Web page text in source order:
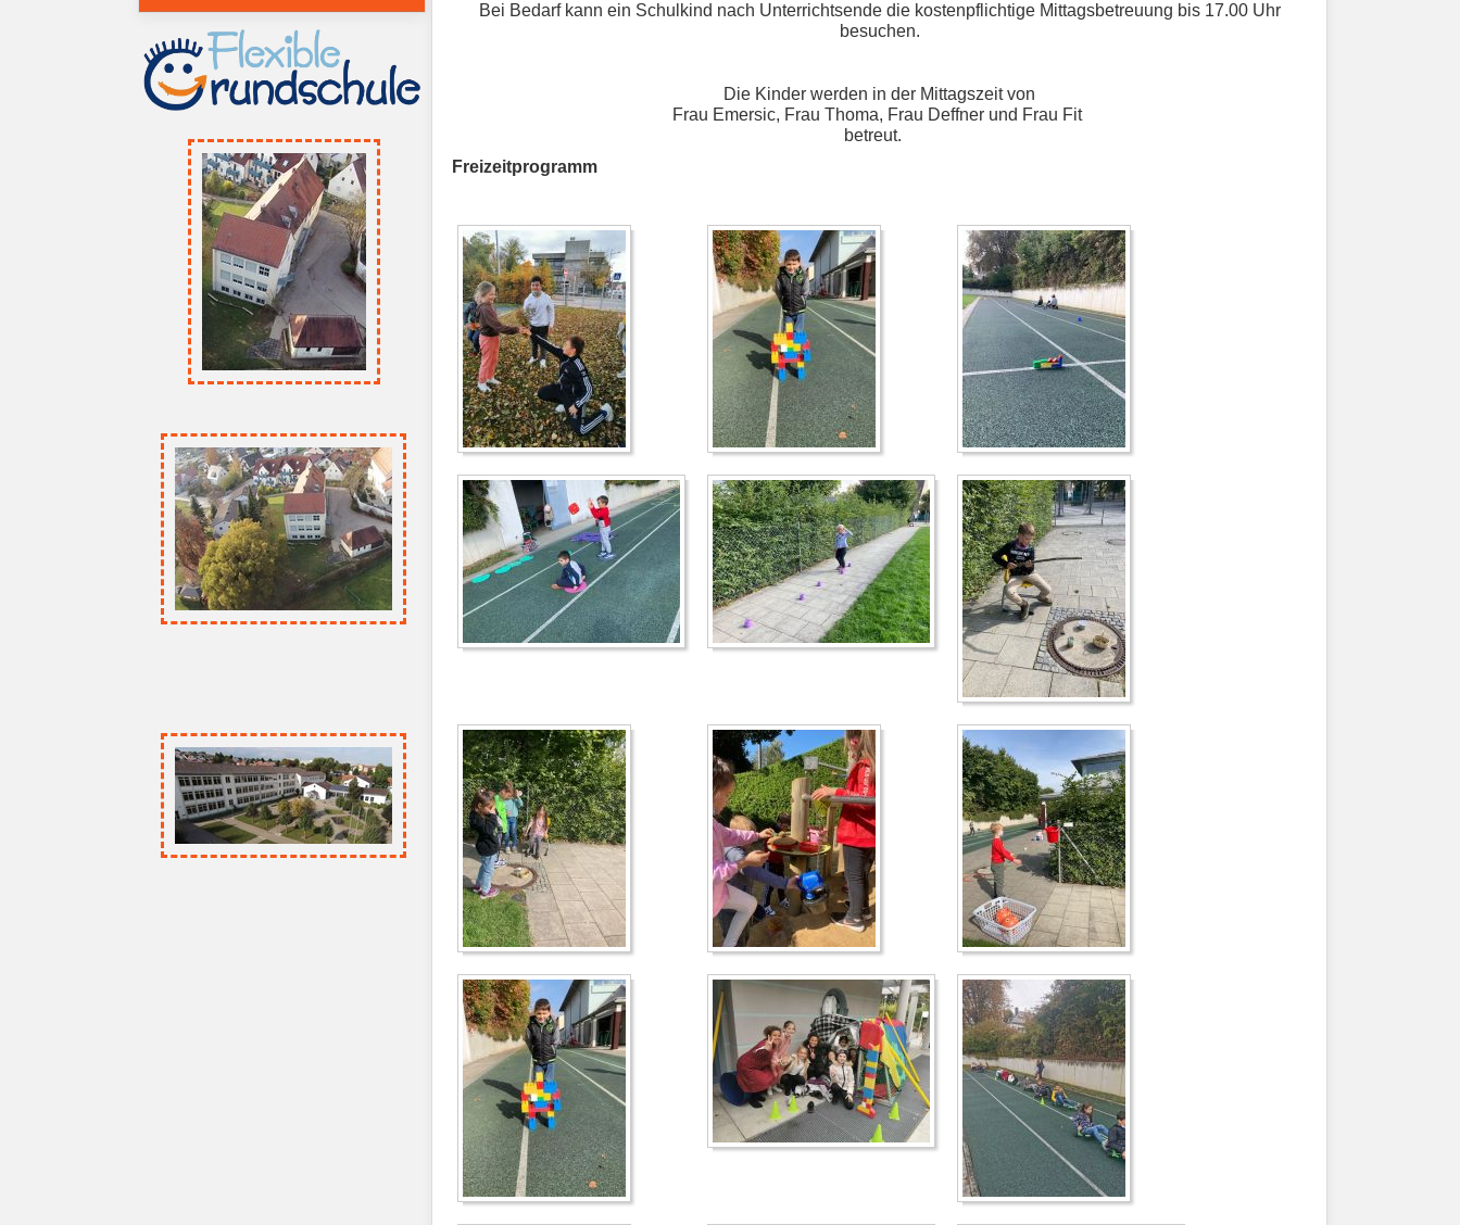
Bei Bedarf kann ein Schulkind nach Unterrichtsende die kostenpflichtige Mittagsbetreuung bis 17.00 Uhr
besuchen.
Die Kinder werden in der Mittagszeit von
Frau Emersic, Frau Thoma, Frau Deffner und Frau Fit
betreut.
Freizeitprogramm